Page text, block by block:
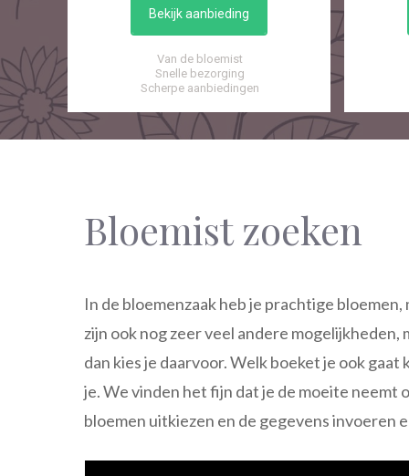
Bekijk aanbieding
Van de bloemist
Snelle bezorging
Scherpe aanbiedingen
Bloemist zoeken
In de bloemenzaak heb je prachtige
zijn ook nog zeer veel andere
dan kies je daarvoor. Welk boeket je ook
je. We vinden het fijn dat je de moeite neemt
bloemen uitkiezen en de gegevens invoeren